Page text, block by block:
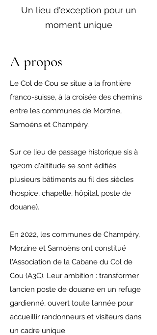
Un lieu d'exception pour un
moment unique
A propos
Le Col de Cou se situe à la frontière
franco-suisse, à la croisée des chemins
entre les communes de Morzine,
Samoëns et Champéry.
Sur ce lieu de passage historique sis à
1920m d'altitude se sont édifiés
plusieurs bâtiments au fil des siècles
(hospice, chapelle, hôpital, poste de
douane).
En 2022, les communes de Champéry,
Morzine et Samoëns ont constitué
l'Association de la Cabane du Col de
Cou (A3C). Leur ambition : transformer
l’ancien poste de douane en un refuge
gardienné, ouvert toute l’année pour
accueillir randonneurs et visiteurs dans
un cadre unique.